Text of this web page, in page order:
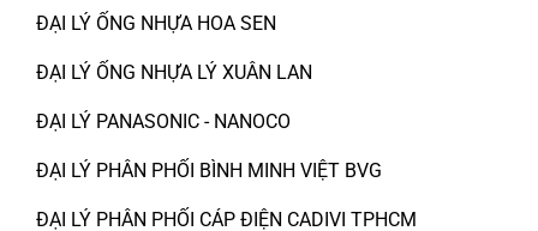
ĐẠI LÝ ỐNG NHỰA HOA SEN
ĐẠI LÝ ỐNG NHỰA LÝ XUÂN LAN
ĐẠI LÝ PANASONIC - NANOCO
ĐẠI LÝ PHÂN PHỐI BÌNH MINH VIỆT BVG
ĐẠI LÝ PHÂN PHỐI CÁP ĐIỆN CADIVI TPHCM